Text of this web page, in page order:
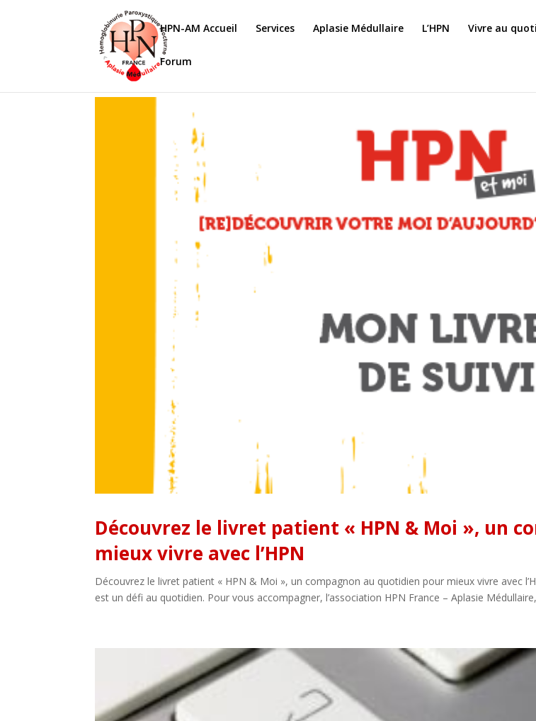
HPN-AM Accueil Services Aplasie Médullaire L’HPN Vivre au
Forum
Découvrez le livret patient « HPN & Moi », un
mieux vivre avec l’HPN
Découvrez le livret patient « HPN & Moi », un compagnon au quotidien pour mieux vivre avec
est un défi au quotidien. Pour vous accompagner, l’association HPN France – Aplasie